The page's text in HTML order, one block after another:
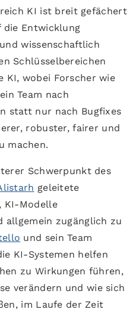
KI ist breit gefächert
Entwicklung
wissenschaftlich
Schlüsselbereichen
KI, wobei Forscher wie
Team nach
statt nur nach Bugfixes
robuster, fairer und
machen.
Schwerpunkt des
geleitete
KI-Modelle
allgemein zugänglich zu
und sein Team
KI-Systemen helfen
zu Wirkungen führen,
verändern und wie sich
im Laufe der Zeit